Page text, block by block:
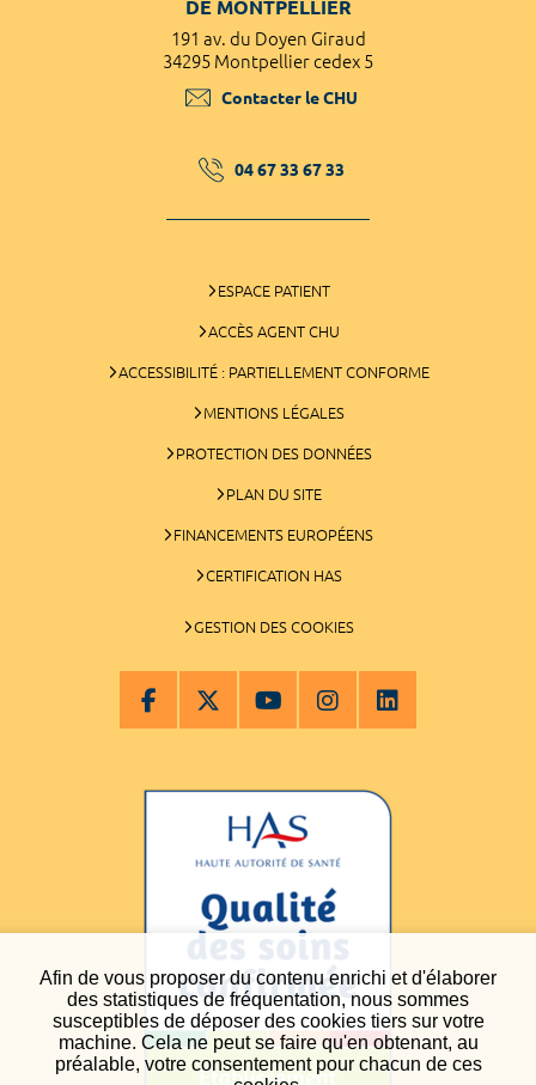
Afin de vous proposer du contenu enrichi et d'élaborer
des statistiques de fréquentation, nous sommes
susceptibles de déposer des cookies tiers sur votre
machine. Cela ne peut se faire qu'en obtenant, au
préalable, votre consentement pour chacun de ces
DE MONTPELLIER
191 av. du Doyen Giraud
34295 Montpellier cedex 5
Contacter le CHU
04 67 33 67 33
ESPACE PATIENT
ACCÈS AGENT CHU
ACCESSIBILITÉ : PARTIELLEMENT CONFORME
MENTIONS LÉGALES
PROTECTION DES DONNÉES
PLAN DU SITE
FINANCEMENTS EUROPÉENS
CERTIFICATION HAS
GESTION DES COOKIES